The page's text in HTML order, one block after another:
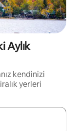
Aylık
kendinizi
yerleri
aşağı oklarıyla